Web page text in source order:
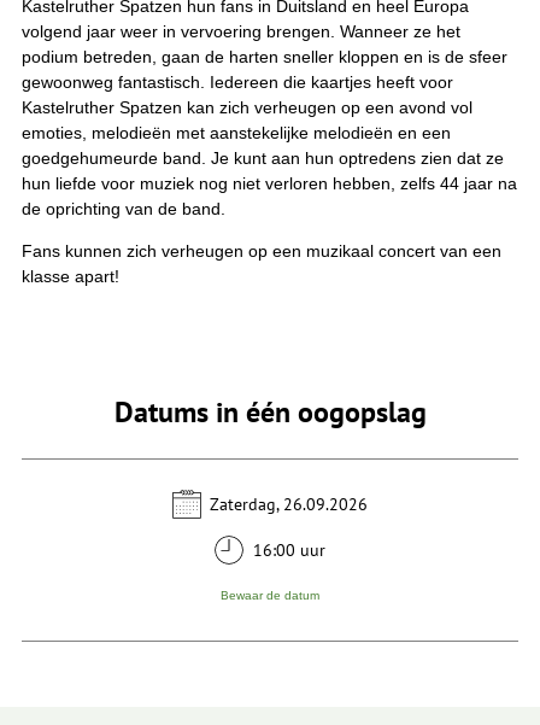
Kastelruther Spatzen hun fans in Duitsland en heel Europa
volgend jaar weer in vervoering brengen. Wanneer ze het
podium betreden, gaan de harten sneller kloppen en is de sfeer
gewoonweg fantastisch. Iedereen die kaartjes heeft voor
Kastelruther Spatzen kan zich verheugen op een avond vol
emoties, melodieën met aanstekelijke melodieën en een
goedgehumeurde band. Je kunt aan hun optredens zien dat ze
hun liefde voor muziek nog niet verloren hebben, zelfs 44 jaar na
de oprichting van de band.
Fans kunnen zich verheugen op een muzikaal concert van een
klasse apart!
Datums in één oogopslag
Zaterdag, 26.09.2026
16:00 uur
Bewaar de datum